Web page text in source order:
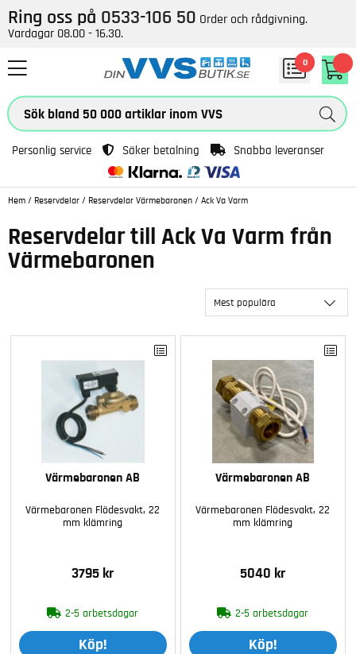
Ring oss på 0533-106 50 Order och rådgivning.
Vardagar 08.00 - 16.30.
0
Personlig service Säker betalning Snabba leveranser
Hem / Reservdelar / Reservdelar Värmebaronen / Ack Va Varm
Reservdelar till Ack Va Varm från
Värmebaronen
Mest populära
Värmebaronen AB
Värmebaronen Flödesvakt, 22
mm klämring
3795 kr
2-5 arbetsdagar
Köp!
Värmebaronen AB
Värmebaronen Flödesvakt, 22
mm klämring
5040 kr
2-5 arbetsdagar
Köp!